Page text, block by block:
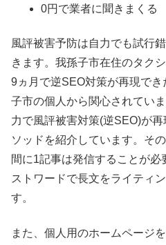
0円で業者に聞きまくる
風評被害予防は自力でも試行
きます。我孫子市在住のタク
9ヵ月で逆SEO対策が再現で
子市の個人から関心されてい
力で風評被害対策(逆SEO)が
ソッドを紹介しています。そ
間に1記事は発信することが必
ストワードで長文をライティ
す。
また、個人用のホームページ